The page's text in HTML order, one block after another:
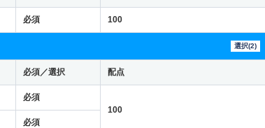
必須 100
選択(2)
必須／選択 配点
必須
100
必須